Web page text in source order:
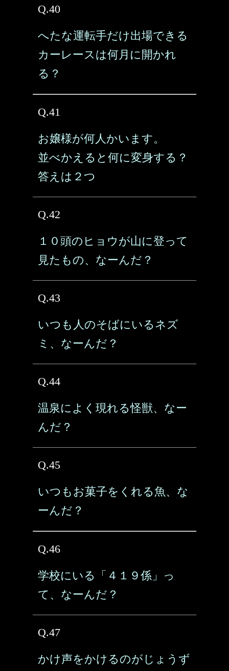
Q.40
へたな運転手だけ出場できる
カーレースは何月に開かれ
る？
Q.41
お嬢様が何人かいます。
並べかえると何に変身する？
答えは２つ
Q.42
１０頭のヒョウが山に登って
見たもの、なーんだ？
Q.43
いつも人のそばにいるネズ
ミ、なーんだ？
Q.44
温泉によく現れる怪獣、なー
んだ？
Q.45
いつもお菓子をくれる魚、な
ーんだ？
Q.46
学校にいる「４１９係」っ
て、なーんだ？
Q.47
かけ声をかけるのがじょうず